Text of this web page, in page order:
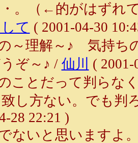
・。（←的がはずれ
て ( 2001-04-30
～理解～♪ 気持ち
ぞ～♪ / 仙川
( 2001-
ことだって判らな
し方ない。でも判
28 22:21 )
ないと思いますよ